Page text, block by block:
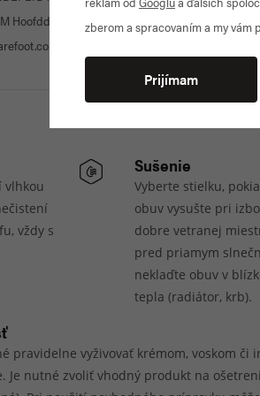
Hoofddorp Netherlands
web: www.vivobarefoot.com
vlhkou
vždy s
Sušenie
Vyberte stielku,
obuv vysušte pri
dobre vetranej
pred priamym
neklaďte obuv v
tepla (radiátor, krb).
pravidelne vyživovať krémom, voskom či
Je nutné zvoliť vhodný produkt na
zberom a spracovaním a my vám
Prijímam